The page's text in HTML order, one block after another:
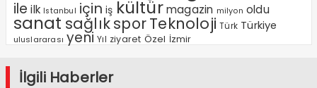
ile ilk Istanbul için iş kültür magazin milyon oldu
sanat sağlıksporTeknoloji Türk Türkiye
uluslararası yeni Yıl ziyaret Özel İzmir
İlgili Haberler